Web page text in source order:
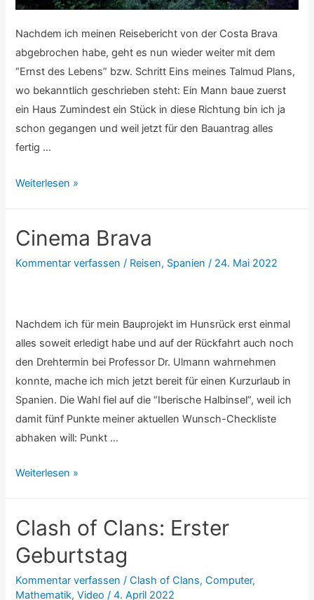
Nachdem ich meinen Reisebericht von der Costa Brava
abgebrochen habe, geht es nun wieder weiter mit dem
“Ernst des Lebens” bzw. Schritt Eins meines Talmud Plans,
wo bekanntlich geschrieben steht: Ein Mann baue zuerst
ein Haus Zumindest ein Stück in diese Richtung bin ich ja
schon gegangen und weil jetzt für den Bauantrag alles
fertig …
Bautagebuch:
noch
was
Weiterlesen »
Cinema Brava
Kommentar verfassen / Reisen, Spanien / 24. Mai 2022
Nachdem ich für mein Bauprojekt im Hunsrück erst einmal
alles soweit erledigt habe und auf der Rückfahrt auch noch
den Drehtermin bei Professor Dr. Ulmann wahrnehmen
konnte, mache ich mich jetzt bereit für einen Kurzurlaub in
Spanien. Die Wahl fiel auf die “Iberische Halbinsel”, weil ich
damit fünf Punkte meiner aktuellen Wunsch-Checkliste
abhaken will: Punkt …
Cinema
Weiterlesen »
Clash of Clans: Erster
Geburtstag
Kommentar verfassen /Clash of Clans,Computer,
Mathematik,Video /4. April 2022